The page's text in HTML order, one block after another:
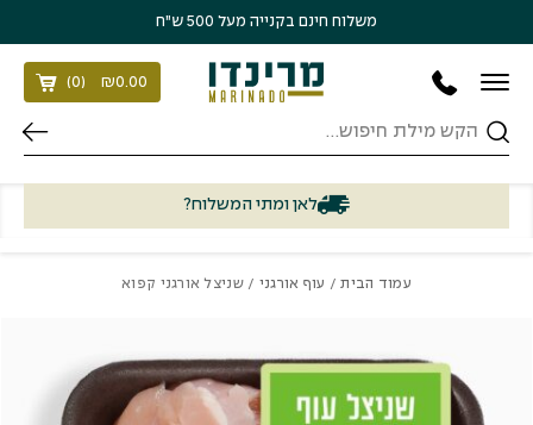
משלוח חינם בקנייה מעל 500 ש״ח
חיפוש
₪0.00
(
0
)
לאן ומתי המשלוח?
עמוד הבית/ עוף אורגני / שניצל אורגני קפוא